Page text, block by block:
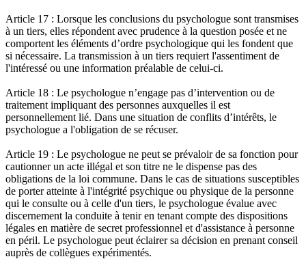
Article 17 : Lorsque les conclusions du psychologue sont transmises
à un tiers, elles répondent avec prudence à la question posée et ne
comportent les éléments d’ordre psychologique qui les fondent que
si nécessaire. La transmission à un tiers requiert l'assentiment de
l'intéressé ou une information préalable de celui-ci.
Article 18 : Le psychologue n’engage pas d’intervention ou de
traitement impliquant des personnes auxquelles il est
personnellement lié. Dans une situation de conflits d’intérêts, le
psychologue a l'obligation de se récuser.
Article 19 : Le psychologue ne peut se prévaloir de sa fonction pour
cautionner un acte illégal et son titre ne le dispense pas des
obligations de la loi commune. Dans le cas de situations susceptibles
de porter atteinte à l'intégrité psychique ou physique de la personne
qui le consulte ou à celle d'un tiers, le psychologue évalue avec
discernement la conduite à tenir en tenant compte des dispositions
légales en matière de secret professionnel et d'assistance à personne
en péril. Le psychologue peut éclairer sa décision en prenant conseil
auprès de collègues expérimentés.